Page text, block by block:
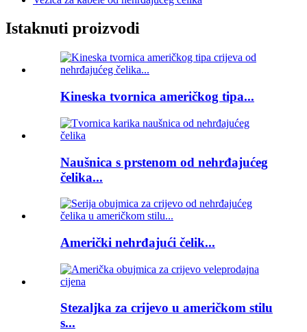
Istaknuti proizvodi
Kineska tvornica američkog tipa...
Naušnica s prstenom od nehrđajućeg
čelika...
Američki nehrđajući čelik...
Stezaljka za crijevo u američkom stilu
s...